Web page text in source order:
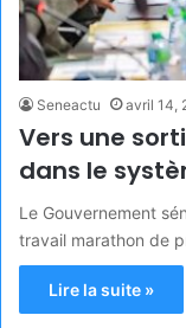
Seneactu avril 14,
Vers une
dans le
Le Gouvernement
travail marathon de
Lire la suite »